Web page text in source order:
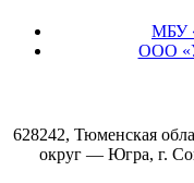
МБУ
ООО
628242, Тюменская
округ — Югра, г.